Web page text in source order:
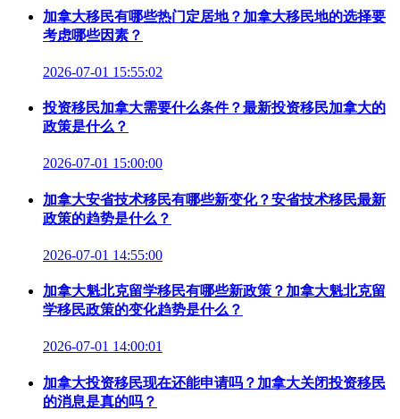
加拿大移民有哪些热门定居地？加拿大移民地的选择要
考虑哪些因素？
2026-07-01 15:55:02
投资移民加拿大需要什么条件？最新投资移民加拿大的
政策是什么？
2026-07-01 15:00:00
加拿大安省技术移民有哪些新变化？安省技术移民最新
政策的趋势是什么？
2026-07-01 14:55:00
加拿大魁北克留学移民有哪些新政策？加拿大魁北克留
学移民政策的变化趋势是什么？
2026-07-01 14:00:01
加拿大投资移民现在还能申请吗？加拿大关闭投资移民
的消息是真的吗？